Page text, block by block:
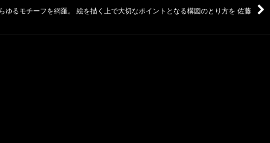
るモチーフを網羅。 絵を描く上で大切なポイントとなる構図のとり方を 佐藤